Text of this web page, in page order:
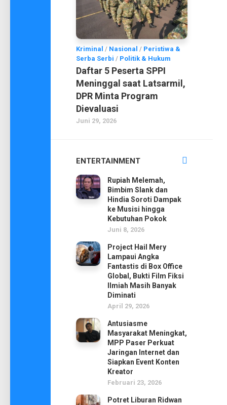
Kriminal / Nasional / Peristiwa &
Serba Serbi / Politik & Hukum
Daftar 5 Peserta SPPI
Meninggal saat Latsarmil,
DPR Minta Program
Dievaluasi
Juni 29, 2026
ENTERTAINMENT
Rupiah Melemah,
Bimbim Slank dan
Hindia Soroti Dampak
ke Musisi hingga
Kebutuhan Pokok
Juni 8, 2026
Project Hail Mery
Lampaui Angka
Fantastis di Box Office
Global, Bukti Film Fiksi
Ilmiah Masih Banyak
Diminati
April 29, 2026
Antusiasme
Masyarakat Meningkat,
MPP Paser Perkuat
Jaringan Internet dan
Siapkan Event Konten
Kreator
Februari 23, 2026
Potret Liburan Ridwan